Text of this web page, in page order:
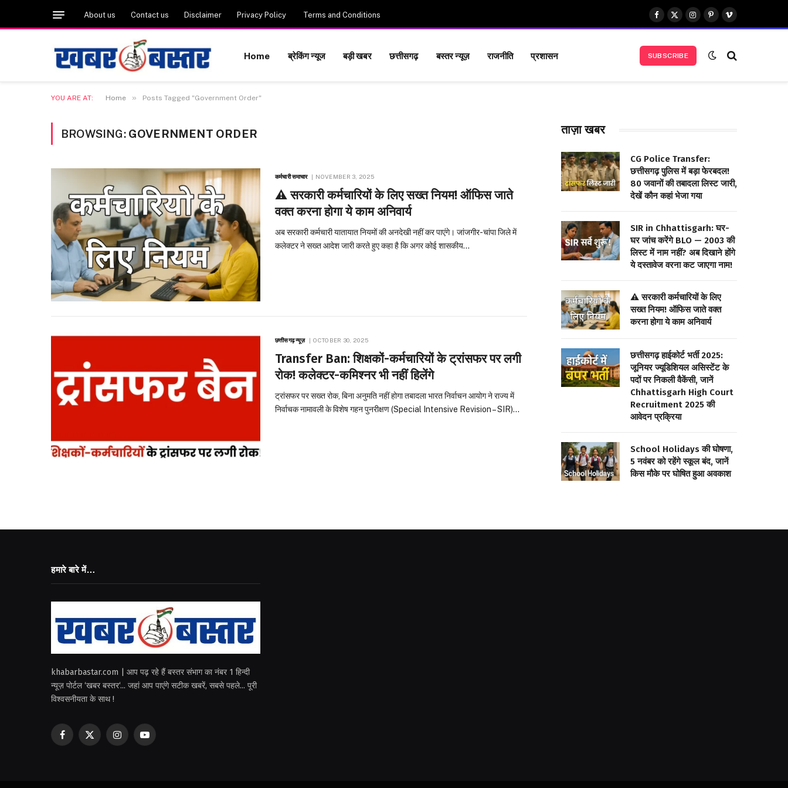
About us Contact us Disclaimer Privacy Policy Terms and Conditions
Facebook
X
(Twitter)
Instagram
Pinterest
Vimeo
Home ब्रेकिंग न्यूज बड़ी खबर छत्तीसगढ़ बस्तर न्यूज़ राजनीति प्रशासन SUBSCRIBE
YOU ARE AT: Home » Posts Tagged "Government Order"
BROWSING: GOVERNMENT ORDER
कर्मचारी समाचार NOVEMBER 3, 2025
⚠️ सरकारी कर्मचारियों के लिए सख्त नियम! ऑफिस जाते
वक्त करना होगा ये काम अनिवार्य
अब सरकारी कर्मचारी यातायात नियमों की अनदेखी नहीं कर पाएंगे। जांजगीर-चांपा जिले में
कलेक्टर ने सख्त आदेश जारी करते हुए कहा है कि अगर कोई शासकीय…
छत्तीसगढ़ न्यूज़ OCTOBER 30, 2025
Transfer Ban: शिक्षकों-कर्मचारियों के ट्रांसफर पर लगी
रोक! कलेक्टर-कमिश्नर भी नहीं हिलेंगे
ट्रांसफर पर सख्त रोक, बिना अनुमति नहीं होगा तबादला भारत निर्वाचन आयोग ने राज्य में
निर्वाचक नामावली के विशेष गहन पुनरीक्षण (Special Intensive Revision – SIR)…
ताज़ा खबर
CG Police Transfer:
छत्तीसगढ़ पुलिस में बड़ा फेरबदल!
80 जवानों की तबादला लिस्ट जारी,
देखें कौन कहां भेजा गया
SIR in Chhattisgarh: घर-
घर जांच करेंगे BLO — 2003 की
लिस्ट में नाम नहीं? अब दिखाने होंगे
ये दस्तावेज वरना कट जाएगा नाम!
⚠️ सरकारी कर्मचारियों के लिए
सख्त नियम! ऑफिस जाते वक्त
करना होगा ये काम अनिवार्य
छत्तीसगढ़ हाईकोर्ट भर्ती 2025:
जूनियर ज्यूडिशियल असिस्टेंट के
पदों पर निकली वैकेंसी, जानें
Chhattisgarh High Court
Recruitment 2025 की
आवेदन प्रक्रिया
School Holidays की घोषणा,
5 नवंबर को रहेंगे स्कूल बंद, जानें
किस मौके पर घोषित हुआ अवकाश
हमारे बारे में…
khabarbastar.com | आप पढ़ रहे हैं बस्तर संभाग का नंबर 1 हिन्दी
न्यूज़ पोर्टल ‘खबर बस्तर‘... जहां आप पाएंगे सटीक खबरें, सबसे पहले... पूरी
विश्वसनीयता के साथ !
Facebook
X
InstagramYouTube